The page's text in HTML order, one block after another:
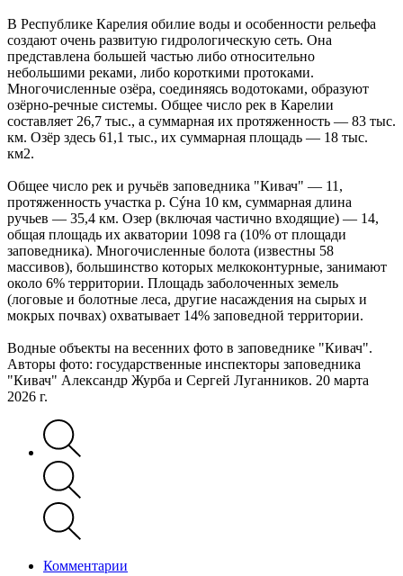
В Республике Карелия обилие воды и особенности рельефа
создают очень развитую гидрологическую сеть. Она
представлена большей частью либо относительно
небольшими реками, либо короткими протоками.
Многочисленные озёра, соединяясь водотоками, образуют
озёрно-речные системы. Общее число рек в Карелии
составляет 26,7 тыс., а суммарная их протяженность — 83 тыс.
км. Озёр здесь 61,1 тыс., их суммарная площадь — 18 тыс.
км2.
Общее число рек и ручьёв заповедника "Кивач" — 11,
протяженность участка р. Сýна 10 км, суммарная длина
ручьев — 35,4 км. Озер (включая частично входящие) — 14,
общая площадь их акватории 1098 га (10% от площади
заповедника). Многочисленные болота (известны 58
массивов), большинство которых мелкоконтурные, занимают
около 6% территории. Площадь заболоченных земель
(логовые и болотные леса, другие насаждения на сырых и
мокрых почвах) охватывает 14% заповедной территории.
Водные объекты на весенних фото в заповеднике "Кивач".
Авторы фото: государственные инспекторы заповедника
"Кивач" Александр Журба и Сергей Луганников. 20 марта
2026 г.
Комментарии